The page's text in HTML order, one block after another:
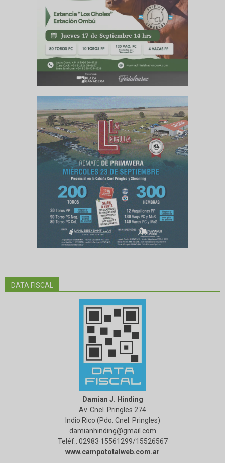
DATA FISCAL
Damian J. Hinding
Av. Cnel. Pringles 274
Indio Rico (Pdo. Cnel. Pringles)
damianhinding@gmail.com
Teléf.: 02983·15561299/15526567
www.campototalweb.com.ar